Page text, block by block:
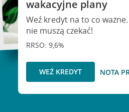
wakacyjne plany
Weź kredyt na to co
nie muszą czekać!
RRSO: 9,6%
WEŹ KREDYT NOTA